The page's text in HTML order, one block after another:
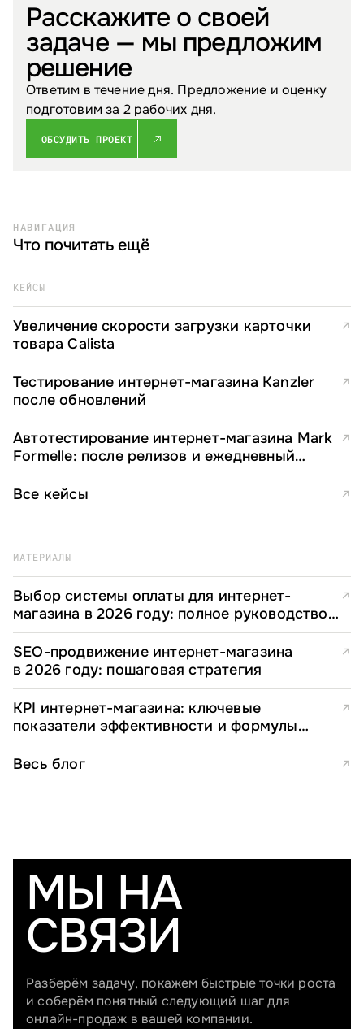
Расскажите о своей
задаче — мы предложим
решение
Ответим в течение дня. Предложение и оценку
подготовим за 2 рабочих дня.
ОБСУДИТЬ ПРОЕКТ
НАВИГАЦИЯ
Что почитать ещё
КЕЙСЫ
Увеличение скорости загрузки карточки
товара Calista
↗
Тестирование интернет-магазина Kanzler
после обновлений
↗
Автотестирование интернет-магазина Mark
Formelle: после релизов и ежедневный
мониторинг
↗
Все кейсы ↗
МАТЕРИАЛЫ
Выбор системы оплаты для интернет-
магазина в 2026 году: полное руководство
для e-commerce директоров
↗
SEO-продвижение интернет-магазина
в 2026 году: пошаговая стратегия
↗
KPI интернет-магазина: ключевые
показатели эффективности и формулы
расчета
↗
Весь блог ↗
МЫ НА
СВЯЗИ
Разберём задачу, покажем быстрые точки роста
и соберём понятный следующий шаг для
онлайн-продаж в вашей компании.